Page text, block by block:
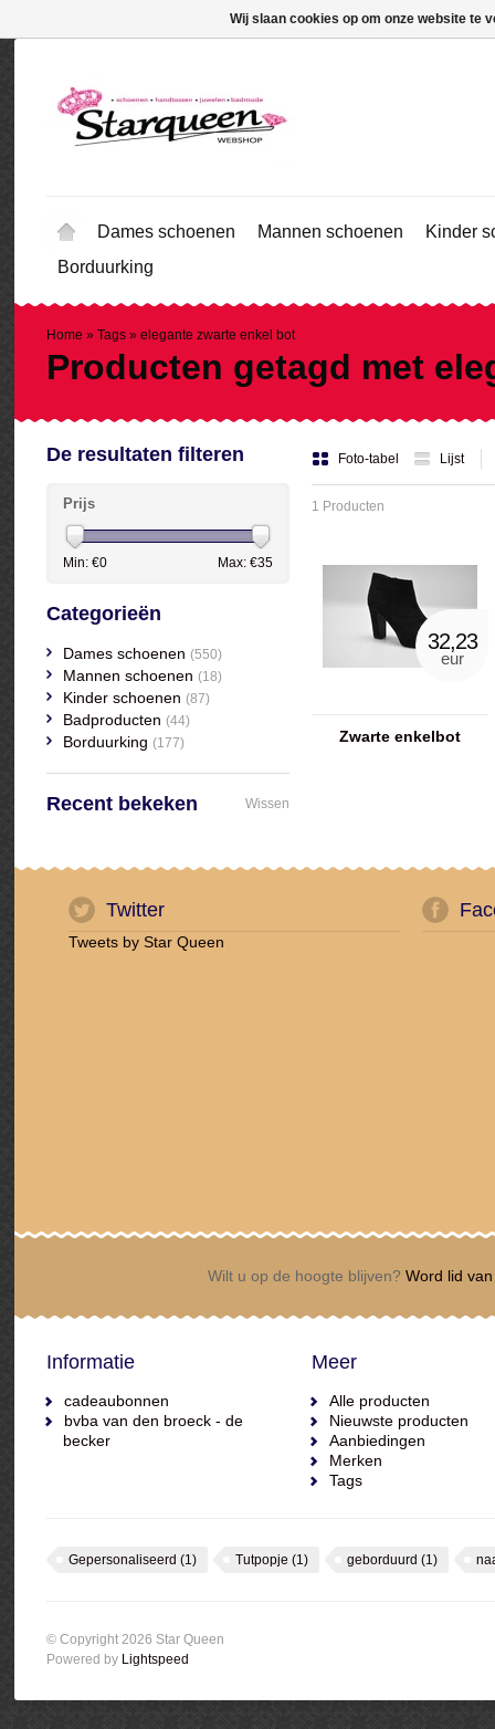
Dames schoenen Mannen schoenen
Kinder
Borduurking
Home » Tags » elegante zwarte enkel bot
Producten getagd met
Foto-tabel Lijst
1 Producten
32,23
eur
Zwarte enkelbot
De resultaten filteren
Prijs
Min: €0 Max: €35
Categorieën
Dames schoenen (550)
Mannen schoenen (18)
Kinder schoenen (87)
Badproducten (44)
Borduurking (177)
Recent bekeken Wissen
Twitter
Tweets by Star Queen
Wilt u op de hoogte blijven? Word lid
Informatie
cadeaubonnen
bvba van den broeck - de
becker
Meer
Alle producten
Nieuwste producten
Aanbiedingen
Merken
Tags
Gepersonaliseerd (1) Tutpopje (1) geborduurd (1)
© Copyright 2026 Star Queen
Powered by Lightspeed
Wij slaan cookies op om onze website te